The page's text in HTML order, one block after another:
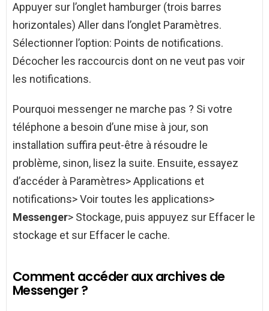
Appuyer sur l’onglet hamburger (trois barres
horizontales) Aller dans l’onglet Paramètres.
Sélectionner l’option: Points de notifications.
Décocher les raccourcis dont on ne veut pas voir
les notifications.
Pourquoi messenger ne marche pas ? Si votre
téléphone a besoin d’une mise à jour, son
installation suffira peut-être à résoudre le
problème, sinon, lisez la suite. Ensuite, essayez
d’accéder à Paramètres> Applications et
notifications> Voir toutes les applications>
Messenger> Stockage, puis appuyez sur Effacer le
stockage et sur Effacer le cache.
Comment accéder aux archives de
Messenger ?